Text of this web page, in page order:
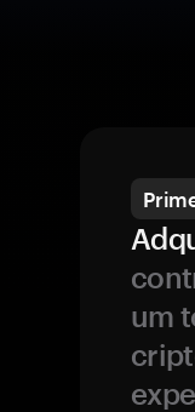
um